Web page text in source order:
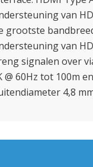
van
grootste
van
signalen over
@ 60Hz tot 100m
4,8